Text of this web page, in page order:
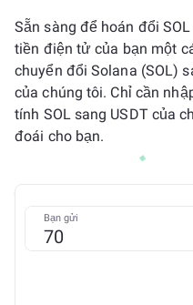
Sẵn sàng để hoán đổi
tiền điện tử của bạn một
chuyển đổi Solana (SOL)
của chúng tôi. Chỉ cần
tính SOL sang USDT của
đoái cho bạn.
Bạn gửi